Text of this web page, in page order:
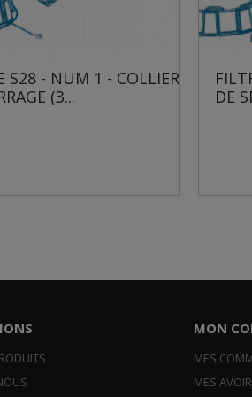
FILTRE S28 - NUM 1 - COLLIER
DE SERRAGE (6...
MON
MES
MES